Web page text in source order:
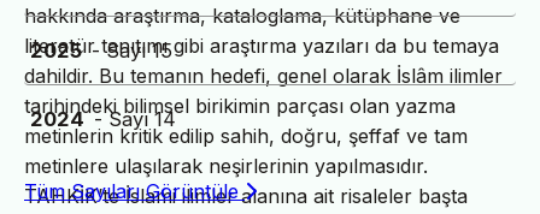
hakkında araştırma, kataloglama, kütüphane ve
literatür tanıtımı gibi araştırma yazıları da bu temaya
dahildir. Bu temanın hedefi, genel olarak İslâm ilimler
tarihindeki bilimsel birikimin parçası olan yazma
metinlerin kritik edilip sahih, doğru, şeffaf ve tam
metinlere ulaşılarak neşirlerinin yapılmasıdır.
TAHKİK’te İslami ilimler alanına ait risaleler başta
2025 - Sayı 15
2024 - Sayı 14
Tüm Sayıları Görüntüle